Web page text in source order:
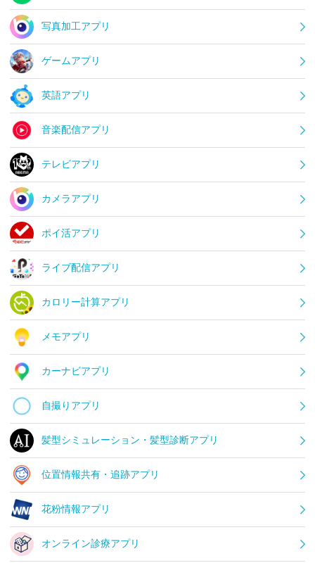
写真加工アプリ
ゲームアプリ
英語アプリ
音楽配信アプリ
テレビアプリ
カメラアプリ
ポイ活アプリ
ライブ配信アプリ
カロリー計算アプリ
メモアプリ
カーナビアプリ
自撮りアプリ
髪型シミュレーション・髪型診断アプリ
位置情報共有・追跡アプリ
花粉情報アプリ
オンライン診療アプリ